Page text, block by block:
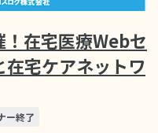
在宅医療Webセ
宅ケアネットワ
ー終了